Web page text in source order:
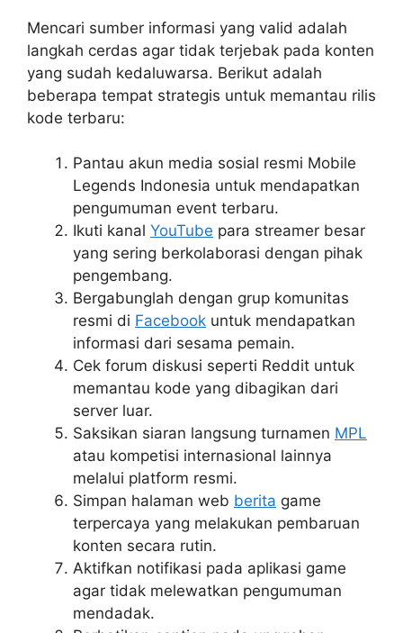
Mencari sumber informasi yang valid adalah
langkah cerdas agar tidak terjebak pada konten
yang sudah kedaluwarsa. Berikut adalah
beberapa tempat strategis untuk memantau rilis
kode terbaru:
Pantau akun media sosial resmi Mobile
Legends Indonesia untuk mendapatkan
pengumuman event terbaru.
Ikuti kanal YouTube para streamer besar
yang sering berkolaborasi dengan pihak
pengembang.
Bergabunglah dengan grup komunitas
resmi di Facebook untuk mendapatkan
informasi dari sesama pemain.
Cek forum diskusi seperti Reddit untuk
memantau kode yang dibagikan dari
server luar.
Saksikan siaran langsung turnamen MPL
atau kompetisi internasional lainnya
melalui platform resmi.
Simpan halaman web berita game
terpercaya yang melakukan pembaruan
konten secara rutin.
Aktifkan notifikasi pada aplikasi game
agar tidak melewatkan pengumuman
mendadak.